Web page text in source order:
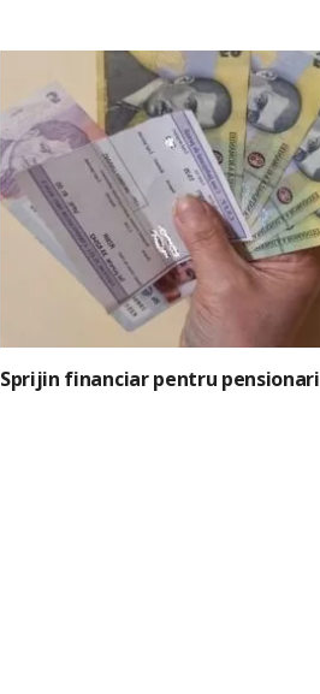
Sprijin financiar pentru pensionari